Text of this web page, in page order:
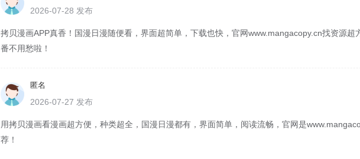
2026-07-28 发布
拷贝漫画APP真香！国漫日漫随便看，界面超简单，下载也快，官网www.mangacopy.cn找资源超
番不用愁啦！
匿名
2026-07-27 发布
用拷贝漫画看漫画超方便，种类超全，国漫日漫都有，界面简单，阅读流畅，官网是
荐！